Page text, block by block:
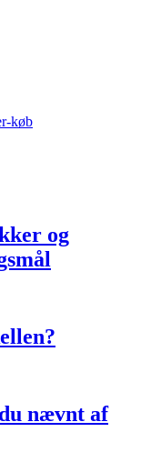
køb
og
nævnt af